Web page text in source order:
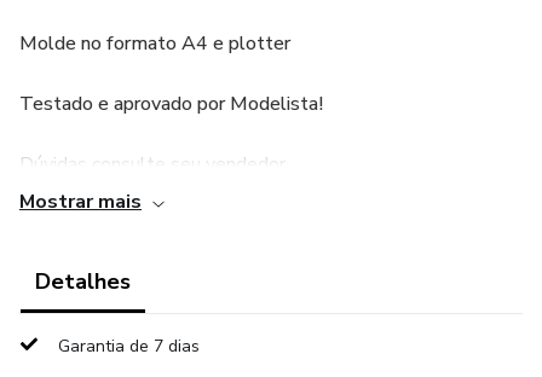
Molde no formato A4 e plotter
Testado e aprovado por Modelista!
Dúvidas consulte seu vendedor.
Mostrar mais
Detalhes
Garantia de 7 dias